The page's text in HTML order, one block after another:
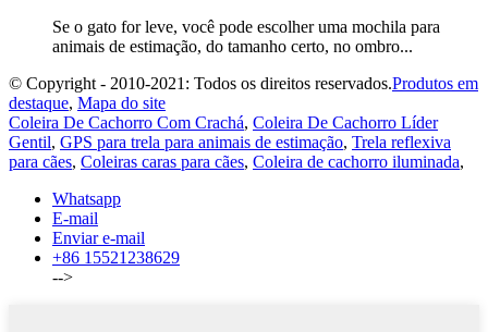
Se o gato for leve, você pode escolher uma mochila para
animais de estimação, do tamanho certo, no ombro...
© Copyright - 2010-2021: Todos os direitos reservados.Produtos em
destaque, Mapa do site
Coleira De Cachorro Com Crachá, Coleira De Cachorro Líder
Gentil, GPS para trela para animais de estimação, Trela ​​reflexiva
para cães, Coleiras caras para cães, Coleira de cachorro iluminada,
Whatsapp
E-mail
Enviar e-mail
+86 15521238629
-->